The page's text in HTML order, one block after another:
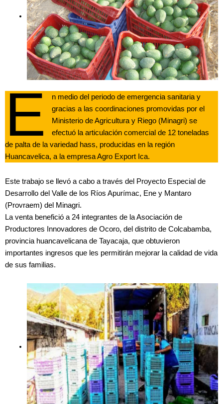
E
n medio del periodo de emergencia sanitaria y
gracias a las coordinaciones promovidas por el
Ministerio de Agricultura y Riego (Minagri) se
efectuó la articulación comercial de 12 toneladas
de palta de la variedad hass, producidas en la región
Huancavelica, a la empresa Agro Export Ica.
Este trabajo se llevó a cabo a través del Proyecto Especial de
Desarrollo del Valle de los Ríos Apurímac, Ene y Mantaro
(Provraem) del Minagri.
La venta benefició a 24 integrantes de la Asociación de
Productores Innovadores de Ocoro, del distrito de Colcabamba,
provincia huancavelicana de Tayacaja, que obtuvieron
importantes ingresos que les permitirán mejorar la calidad de vida
de sus familias.